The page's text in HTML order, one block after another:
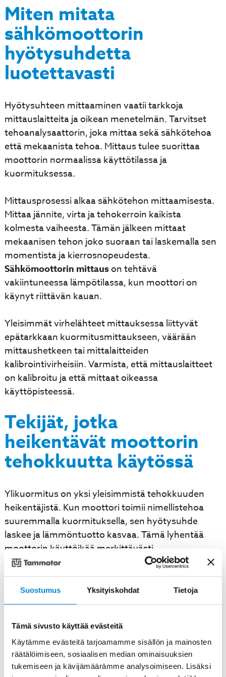
Suostumus Yksityiskohdat Tietoja
Tämä sivusto käyttää evästeitä
Käytämme evästeitä tarjoamamme sisällön ja mainosten
räätälöimiseen, sosiaalisen median ominaisuuksien
tukemiseen ja kävijämäärämme analysoimiseen. Lisäksi
Miten mitata
sähkömoottorin
hyötysuhdetta
luotettavasti
Hyötysuhteen mittaaminen vaatii tarkkoja
mittauslaitteita ja oikean menetelmän. Tarvitset
tehoanalysaattorin, joka mittaa sekä sähkötehoa
että mekaanista tehoa. Mittaus tulee suorittaa
moottorin normaalissa käyttötilassa ja
kuormituksessa.
Mittausprosessi alkaa sähkötehon mittaamisesta.
Mittaa jännite, virta ja tehokerroin kaikista
kolmesta vaiheesta. Tämän jälkeen mittaat
mekaanisen tehon joko suoraan tai laskemalla sen
momentista ja kierrosnopeudesta.
Sähkömoottorin mittauson tehtävä
vakiintuneessa lämpötilassa, kun moottori on
käynyt riittävän kauan.
Yleisimmät virhelähteet mittauksessa liittyvät
epätarkkaan kuormitusmittaukseen, väärään
mittaushetkeen tai mittalaitteiden
kalibrointivirheisiin. Varmista, että mittauslaitteet
on kalibroitu ja että mittaat oikeassa
käyttöpisteessä.
Tekijät, jotka
heikentävät moottorin
tehokkuutta käytössä
Ylikuormitus on yksi yleisimmistä tehokkuuden
heikentäjistä. Kun moottori toimii nimellistehoa
suuremmalla kuormituksella, sen hyötysuhde
laskee ja lämmöntuotto kasvaa. Tämä lyhentää
moottorin käyttöikää merkittävästi.
Alikuormitus on yhtä haitallista. Kun
teollisuusmoottorittoimivat alle 50 prosentin
kuormituksella, niiden hyötysuhde heikkenee
joissa moottori on ylimitoitettu varmuuden vuoksi.
Huollon laiminlyönti vaikuttaa merkittävästi
tehokkuuteen. Likaantuneet tuuletuskanavat,